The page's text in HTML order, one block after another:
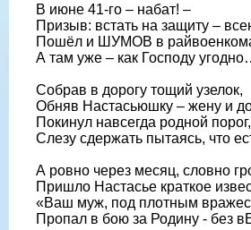
В июне 41-го – набат! –
Призыв: встать на защиту –
Пошёл и ШУМОВ в
А там уже – как Господу
Собрав в дорогу тощий узелок,
Обняв Настасьюшку – жену и
Покинул навсегда родной порог,
Слезу сдержать пытаясь, что
А ровно через месяц, словно
Пришло Настасье краткое
«Ваш муж, под плотным
Пропал в бою за Родину - без